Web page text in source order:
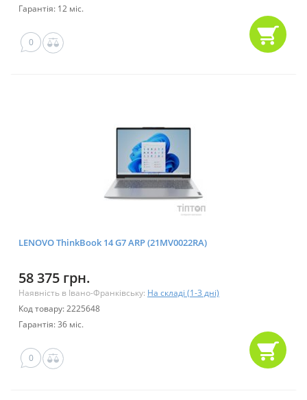
Гарантія: 12 міс.
0
LENOVO ThinkBook 14 G7 ARP (21MV0022RA)
58 375 грн.
Наявність в Івано-Франківську: На складі (1-3 дні)
Код товару: 2225648
Гарантія: 36 міс.
0